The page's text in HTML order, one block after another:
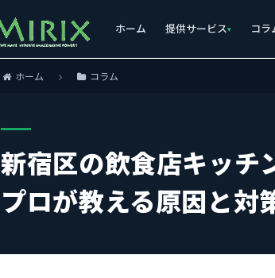
ホーム 提供サービス コラ
ホーム コラム
新宿区の飲食店キッチ
プロが教える原因と対